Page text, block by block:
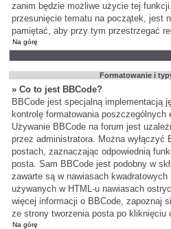
zanim będzie możliwe użycie tej
przesunięcie tematu na początek, jest
pamiętać, aby przy tym przestrzegać
Na górę
Formatowanie i
» Co to jest BBCode?
BBCode jest specjalną implementacją
kontrolę formatowania poszczególnych
Używanie BBCode na forum jest
przez administratora. Można wyłączyć
postach, zaznaczając odpowiednią
posta. Sam BBCode jest podobny w
zawarte są w nawiasach kwadratowych
używanych w HTML-u nawiasach
więcej informacji o BBCode, zapoznaj
ze strony tworzenia posta po kliknięciu
Na górę